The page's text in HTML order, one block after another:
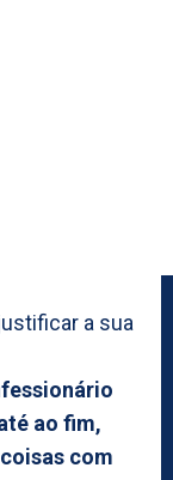
a sua
ao fim,
com